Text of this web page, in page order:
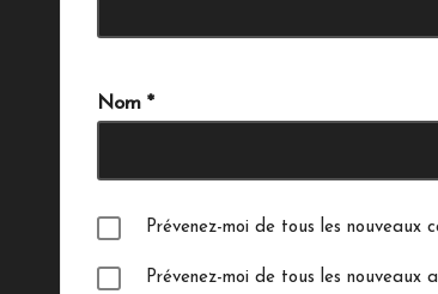
Nom *
Prévenez-moi de tous les nouveaux
Prévenez-moi de tous les nouveaux